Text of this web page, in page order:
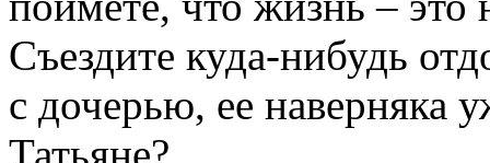
Съездите куда-нибудь
с дочерью, ее наверняка
Татьяне?